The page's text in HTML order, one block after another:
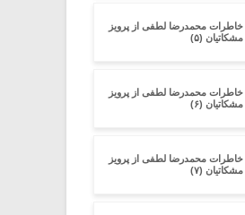
خاطرات محمدرضا لطفی از پرویز
مشکاتیان (۵)
خاطرات محمدرضا لطفی از پرویز
مشکاتیان (۶)
خاطرات محمدرضا لطفی از پرویز
مشکاتیان (۷)